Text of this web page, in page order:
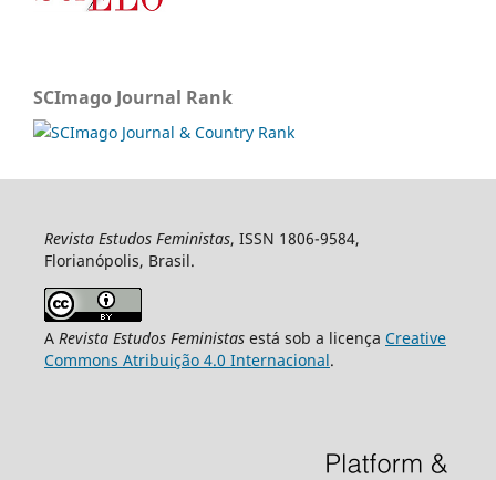
SCImago Journal Rank
Revista Estudos Feministas, ISSN 1806-9584,
Florianópolis, Brasil.
A Revista Estudos Feministasestá sob a licença Creative
Commons Atribuição 4.0 Internacional.